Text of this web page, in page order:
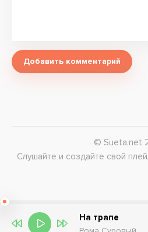
Добавить комментарий
© Sueta.net
Слушайте и создайте свой
На трапе